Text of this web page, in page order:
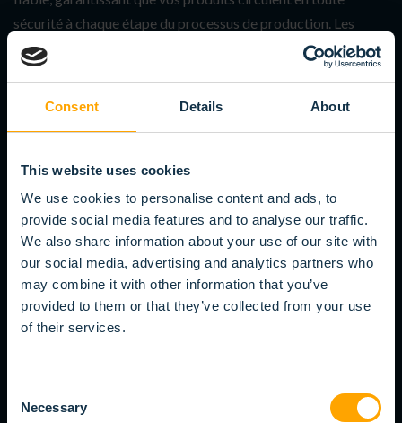
Consent Details About
This website uses cookies
We use cookies to personalise content and ads, to
provide social media features and to analyse our traffic.
We also share information about your use of our site with
our social media, advertising and analytics partners who
may combine it with other information that you’ve
provided to them or that they’ve collected from your use
of their services.
Selection
Necessary
sécurité à chaque étape du processus de production. Les
brosses intégrées permettent non seulement un gain de place,
mais offrent également une excellente absorption des chocs
Gain de place et durabilité : stockage organisé et
Brosses absorbant les chocs : préviennent les impacts et
les rayures
Support robuste : capacité de charge élevée pour une
manipulation en toute sécurité
Polyvalentes : idéales pour les cadres en bois, les
panneaux et l’assemblage de meubles